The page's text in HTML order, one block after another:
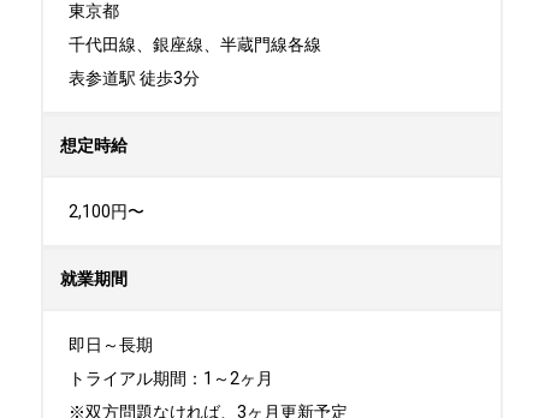
東京都
千代田線、銀座線、半蔵門線各線
表参道駅 徒歩3分
想定時給
2,100円〜
就業期間
即日～長期
トライアル期間：1～2ヶ月
※双方問題なければ、3ヶ月更新予定